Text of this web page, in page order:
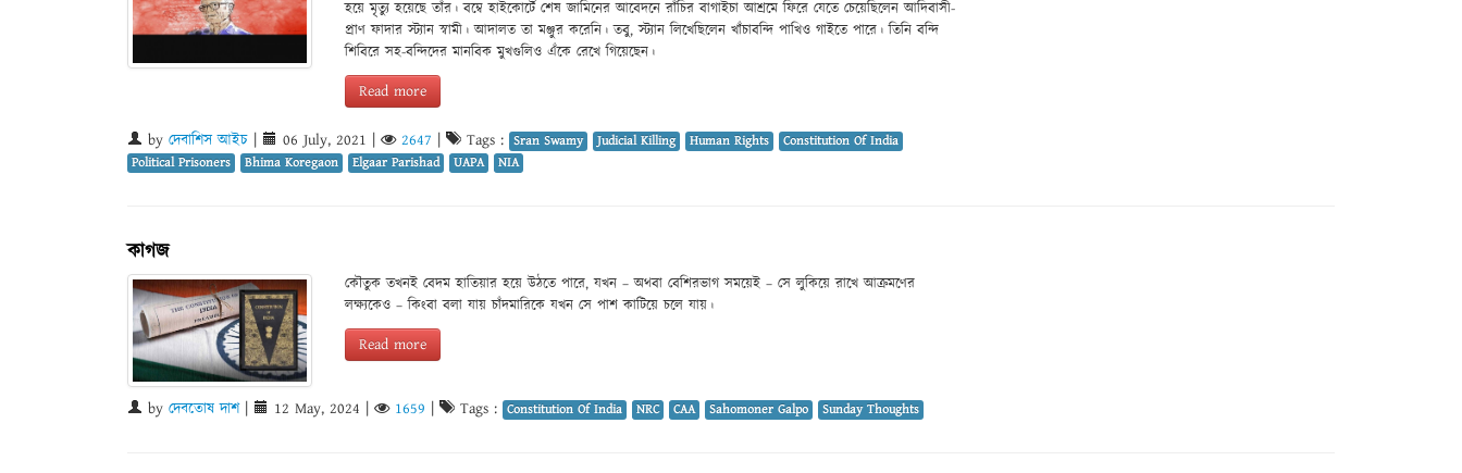
হয়ে মৃত্যু হয়েছে তাঁর। বম্বে হাইকোর্টে শেষ জামিনের আবেদনে রাঁচির বাগাইচা আশ্রমে ফিরে যেতে চেয়েছিলেন আদিবাসী-
প্রাণ ফাদার স্ট্যান স্বামী। আদালত তা মঞ্জুর করেনি। তবু, স্ট্যান লিখেছিলেন খাঁচাবন্দি পাখিও গাইতে পারে। তিনি বন্দি
শিবিরে সহ-বন্দিদের মানবিক মুখগুলিও এঁকে রেখে গিয়েছেন।
Read more
by দেবাশিস আইচ 06 July, 2021 2647 Tags : Sran Swamy Judicial Killing Human Rights
Constitution Of India
Political Prisoners
Bhima Koregaon Elgaar Parishad UAPA NIA
কাগজ
কৌতুক তখনই বেদম হাতিয়ার হয়ে উঠতে পারে, যখন – অথবা বেশিরভাগ সময়েই – সে লুকিয়ে রাখে আক্রমণের
লক্ষ্যকেও – কিংবা বলা যায় চাঁদমারিকে যখন সে পাশ কাটিয়ে চলে যায়।
Read more
by দেবতোষ দাশ| 12 May, 2024 | 1659 | Tags : Constitution Of India NRC CAA Sahomoner Galpo Sunday Thoughts